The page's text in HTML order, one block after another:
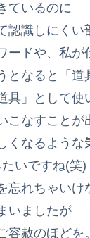
ているのに
識しにくい
ードや、私
なると「道
具」として使
こなすことが
なるような
いですね(笑)
れちゃいけ
いましたが
赦のほどを。